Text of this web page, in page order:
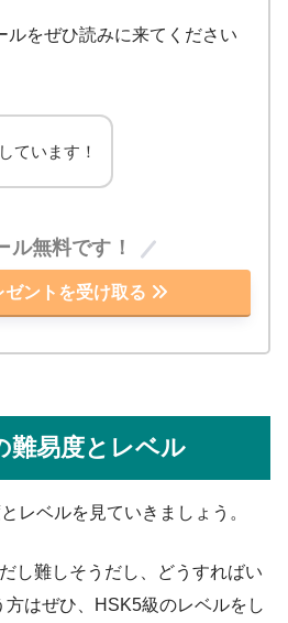
ルをぜひ読みに来てください
ています！
ル無料です！
ゼントを受け取る
難易度とレベル
レベルを見ていきましょう。
し難しそうだし、どうすればい
はぜひ、HSK5級のレベルをし